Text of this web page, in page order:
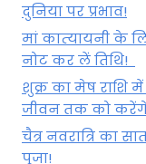
दुनिया पर प्रभाव!
मां कात्‍यायनी के
नोट कर लें तिथि!
शुक्र का मेष राशि
जीवन तक को करेंगे
चैत्र नवरात्रि का
पूजा!